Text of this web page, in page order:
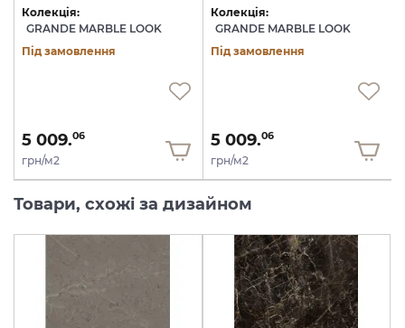
Колекція:
GRANDE MARBLE LOOK
Під замовлення
5 009.06
грн/м2
Колекція:
GRANDE MARBLE LOOK
Під замовлення
5 009.06
грн/м2
Товари, схожі за дизайном